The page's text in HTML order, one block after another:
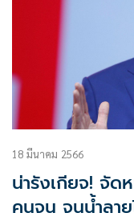
18 มีนาคม 2566
น่ารังเกียจ! จั
คนจน จนน้ำลา